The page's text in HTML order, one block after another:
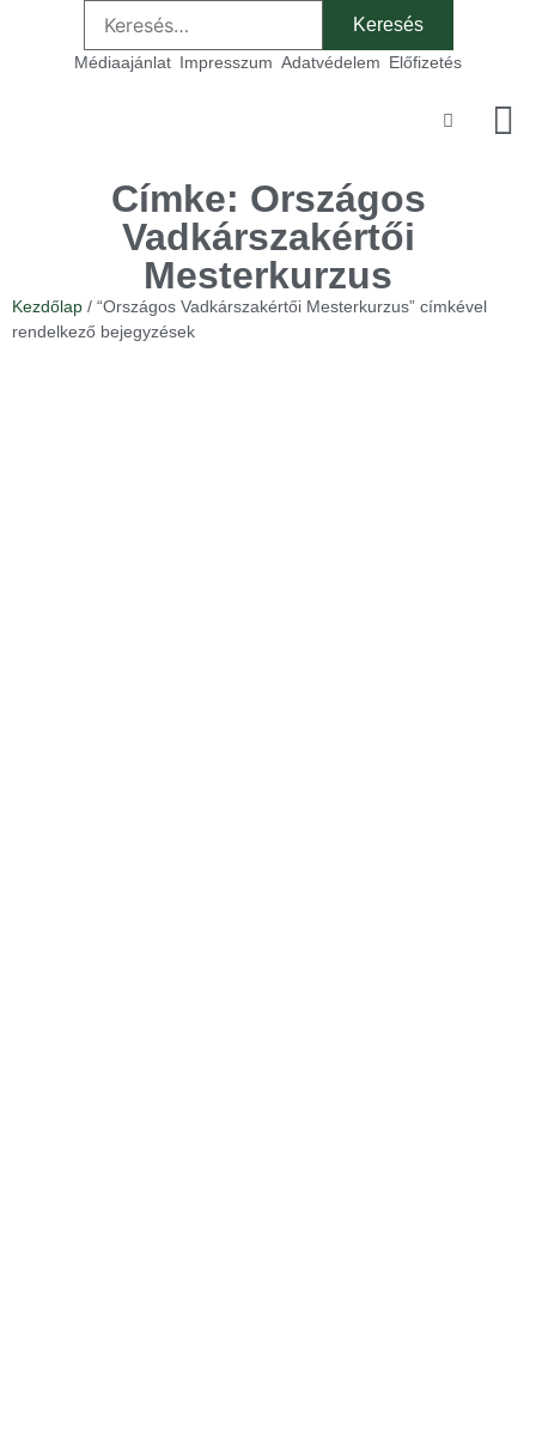
Médiaajánlat Impresszum Adatvédelem Előfizetés
Címke: Országos
Vadkárszakértői
Mesterkurzus
Kezdőlap / “Országos Vadkárszakértői Mesterkurzus” címkével
rendelkező bejegyzések